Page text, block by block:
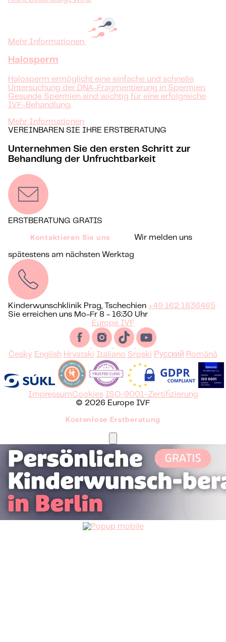
Mehr Informationen
Halosperm
Halosperm ermöglicht eine einfache und schnelle
Untersuchung der DNA-Fragmentierung in Spermien.
Gesunde Spermien sind wichtig für eine erfolgreiche
IVF-Behandlung.
Mehr Informationen
VEREINBAREN SIE IHRE ERSTBERATUNG
Unternehmen Sie den ersten Schritt zur
Behandlung der Unfruchtbarkeit
ERSTBERATUNG GRATIS
Kontaktieren Sie uns Wir melden uns
spätestens am nächsten Werktag
Kinderwunschklinik Prag, Tschechien +49 162 1836465
Sie erreichen uns Mo-Fr 8 - 16:30 Uhr
Europe IVF
Česky English Hrvatski Italiano Srpski Русский Română
ImpressumCookies ISO-9001-Zertifizierung
© 2026 Europe IVF
Kostenlose Erstberatung